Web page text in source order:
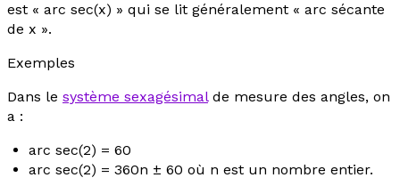
est « arc sec(x) » qui se lit généralement « arc sécante
de x ».
Exemples
Dans le système sexagésimalde mesure des angles, on
a :
arc sec(2) = 60
arc sec(2) = 360n ± 60 où n est un nombre entier.